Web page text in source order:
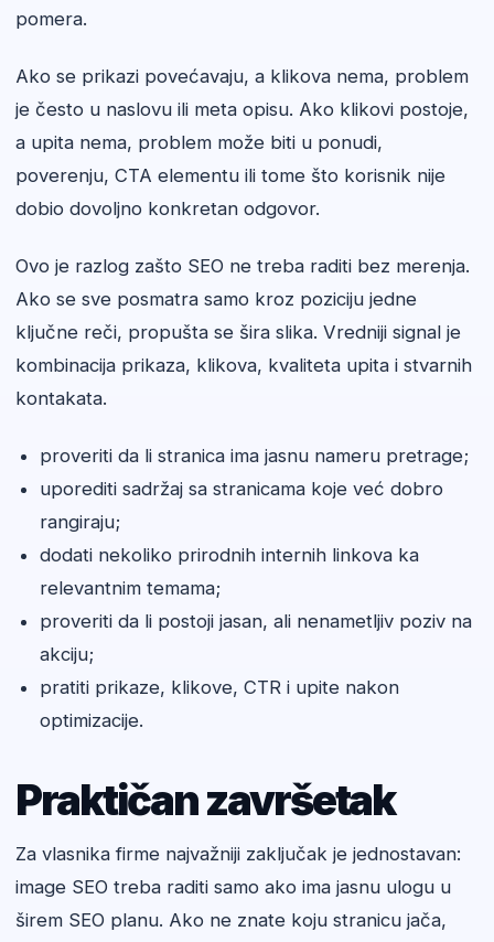
pomera.
Ako se prikazi povećavaju, a klikova nema, problem
je često u naslovu ili meta opisu. Ako klikovi postoje,
a upita nema, problem može biti u ponudi,
poverenju, CTA elementu ili tome što korisnik nije
dobio dovoljno konkretan odgovor.
Ovo je razlog zašto SEO ne treba raditi bez merenja.
Ako se sve posmatra samo kroz poziciju jedne
ključne reči, propušta se šira slika. Vredniji signal je
kombinacija prikaza, klikova, kvaliteta upita i stvarnih
kontakata.
proveriti da li stranica ima jasnu nameru pretrage;
uporediti sadržaj sa stranicama koje već dobro
rangiraju;
dodati nekoliko prirodnih internih linkova ka
relevantnim temama;
proveriti da li postoji jasan, ali nenametljiv poziv na
akciju;
pratiti prikaze, klikove, CTR i upite nakon
optimizacije.
Praktičan završetak
Za vlasnika firme najvažniji zaključak je jednostavan:
image SEO treba raditi samo ako ima jasnu ulogu u
širem SEO planu. Ako ne znate koju stranicu jača,